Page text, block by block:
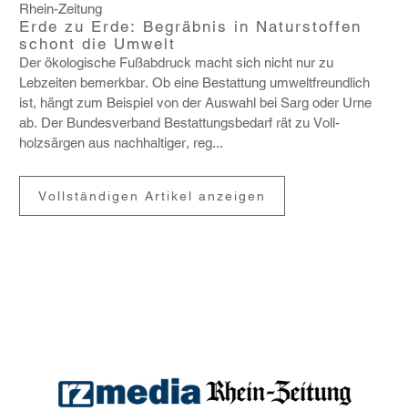
Rhein-Zeitung
Erde zu Erde: Begräbnis in Naturstoffen
schont die Umwelt
Der ökolo­gi­sche Fußab­druck macht sich nicht nur zu
Lebzeiten bemerkbar. Ob eine Bestat­tung umwelt­freund­lich
ist, hängt zum Beispiel von der Auswahl bei Sarg oder Urne
ab. Der Bundes­ver­band Bestat­tungs­be­darf rät zu Voll­
holzsärgen aus nach­hal­tiger, reg...
Vollständigen Artikel anzeigen